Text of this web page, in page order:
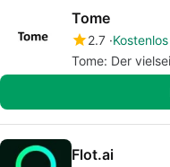
Tome
2.7 Kostenlos
Tome: Der
Flot.ai